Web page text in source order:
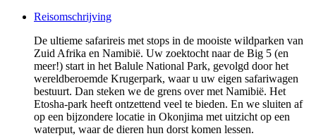
Reisomschrijving
De ultieme safarireis met stops in de mooiste wildparken van
Zuid Afrika en Namibië. Uw zoektocht naar de Big 5 (en
meer!) start in het Balule National Park, gevolgd door het
wereldberoemde Krugerpark, waar u uw eigen safariwagen
bestuurt. Dan steken we de grens over met Namibië. Het
Etosha-park heeft ontzettend veel te bieden. En we sluiten af
op een bijzondere locatie in Okonjima met uitzicht op een
waterput, waar de dieren hun dorst komen lessen.